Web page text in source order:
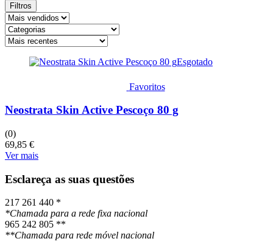
Filtros
Esgotado
Favoritos
Neostrata Skin Active Pescoço 80 g
(0)
69,85 €
Ver mais
Esclareça as suas questões
217 261 440 *
*Chamada para a rede fixa nacional
965 242 805 **
**Chamada para rede móvel nacional